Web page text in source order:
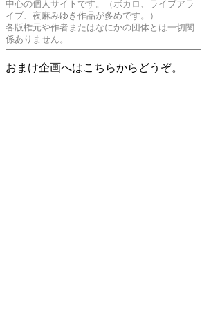
中心の個人サイト です。（ボカロ、ライブアラ
イブ、夜麻みゆき作品が多めです。）
各版権元や作者またはなにかの団体とは一切関
係ありません。
おまけ企画へはこちらからどうぞ。